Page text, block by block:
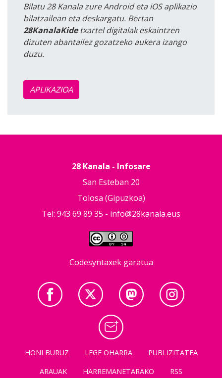
Bilatu 28 Kanala zure Android eta iOS aplikazio
bilatzailean eta deskargatu. Bertan
28KanalaKidetxartel digitalak eskaintzen
dizuten abantailez gozatzeko aukera izango
duzu.
APLIKAZIOA
28 Kanala - Infosare
San Esteban 20
Tolosa (Gipuzkoa)
Tel: 943 69 89 35 - info@28kanala.eus
Codesyntaxek garatua
HONI BURUZ LEGE OHARRA
PUBLIZITATEA
ARAUAK
HARREMANETARAKO RSS